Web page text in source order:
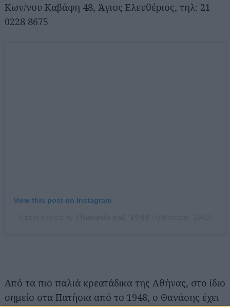
Κων/νου Καβάφη 48, Άγιος Ελευθέριος, τηλ: 21
0228 8675
View this post on Instagram
Από τα πιο παλιά κρεατάδικα της Αθήνας, στο ίδιο
σημείο στα Πατήσια από το 1948, ο Θανάσης έχει